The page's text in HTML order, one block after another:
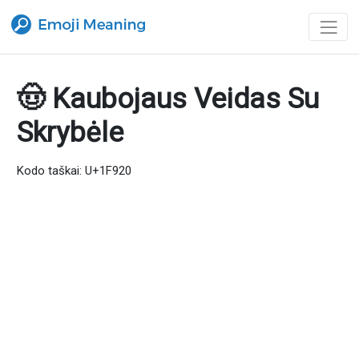
🤠 Kaubojaus Veidas Su
Skrybėle
Kodo taškai: U+1F920